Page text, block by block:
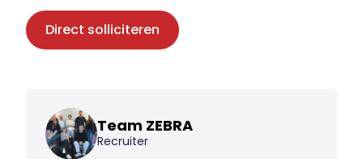
Direct solliciteren
Team ZEBRA
Recruiter